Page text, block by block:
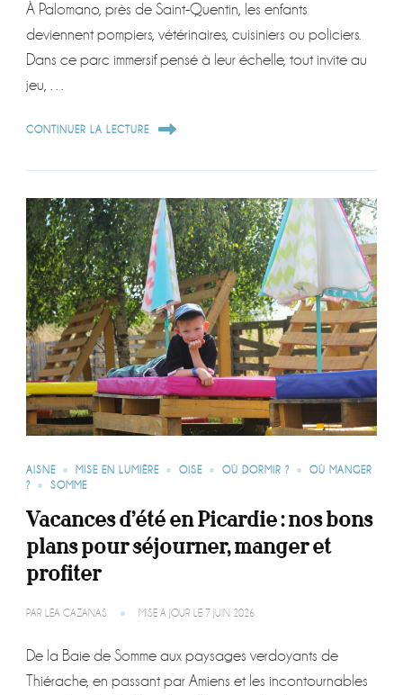
À Palomano, près de Saint-Quentin, les enfants
deviennent pompiers, vétérinaires, cuisiniers ou policiers.
Dans ce parc immersif pensé à leur échelle, tout invite au
jeu, …
CONTINUER LA LECTURE
AISNE MISE EN LUMIÈRE OISE OÙ DORMIR ?
OÙ MANGER
?
SOMME
Vacances d’été en Picardie : nos bons
plans pour séjourner, manger et
profiter
PAR LÉA CAZANAS MISE À JOUR LE 7 JUIN 2026
De la Baie de Somme aux paysages verdoyants de
Thiérache, en passant par Amiens et les incontournables